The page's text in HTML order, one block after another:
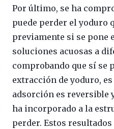
Por último, se ha
puede perder el yoduro
previamente si se pone
soluciones acuosas a
comprobando que sí se
extracción de yoduro,
adsorción es reversible
ha incorporado a la
perder. Estos